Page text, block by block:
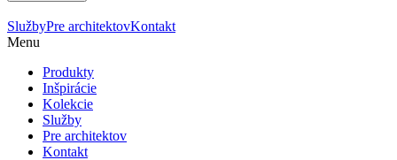
SlužbyPre architektovKontakt
Menu
Produkty
Inšpirácie
Kolekcie
Služby
Pre architektov
Kontakt